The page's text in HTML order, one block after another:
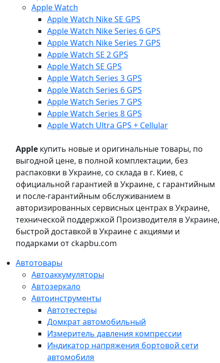
Apple Watch
Apple Watch Nike SE GPS
Apple Watch Nike Series 6 GPS
Apple Watch Nike Series 7 GPS
Apple Watch SE 2 GPS
Apple Watch SE GPS
Apple Watch Series 3 GPS
Apple Watch Series 6 GPS
Apple Watch Series 7 GPS
Apple Watch Series 8 GPS
Apple Watch Ultra GPS + Cellular
Apple купить новые и оригинальные товары, по
выгодной цене, в полной комплектации, без
распаковки в Украине, со склада в г. Киев, с
официальной гарантией в Украине, с гарантийным
и после-гарантийным обслуживанием в
авторизированных сервисных центрах в Украине,
технической поддержкой Производителя в Украине,
быстрой доставкой в Украине с акциями и
подарками от ckapbu.com
Автотовары
Автоаккумуляторы
Автозеркало
Автоинструменты
Автотестеры
Домкрат автомобильный
Измеритель давления компрессии
Индикатор напряжения бортовой сети
автомобиля